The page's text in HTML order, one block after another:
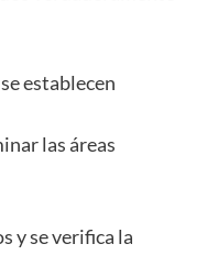
establecen
las áreas
y se verifica la